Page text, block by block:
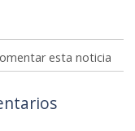
esta noticia